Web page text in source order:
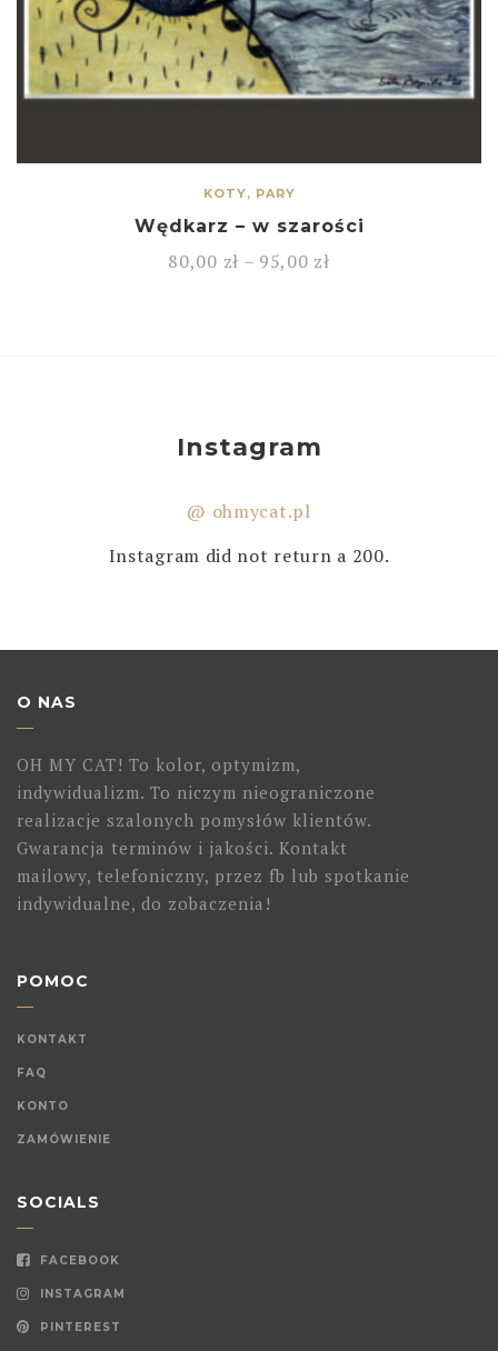
KOTY, PARY
Wędkarz – w szarości
80,00 zł – 95,00 zł
Instagram
@ ohmycat.pl
Instagram did not return a 200.
O NAS
OH MY CAT! To kolor, optymizm,
indywidualizm. To niczym nieograniczone
realizacje szalonych pomysłów klientów.
Gwarancja terminów i jakości. Kontakt
mailowy, telefoniczny, przez fb lub spotkanie
indywidualne, do zobaczenia!
POMOC
KONTAKT
FAQ
KONTO
ZAMÓWIENIE
SOCIALS
FACEBOOK
INSTAGRAM
PINTEREST